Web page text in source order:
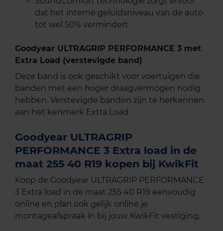
dat het interne geluidsniveau van de auto
tot wel 50% vermindert
Goodyear ULTRAGRIP PERFORMANCE 3 met
Extra Load (verstevigde band)
Deze band is ook geschikt voor voertuigen die
banden met een hoger draagvermogen nodig
hebben. Verstevigde banden zijn te herkennen
aan het kenmerk Extra Load.
Goodyear ULTRAGRIP
PERFORMANCE 3 Extra load in de
maat 255 40 R19 kopen bij KwikFit
Koop de Goodyear ULTRAGRIP PERFORMANCE
3 Extra load in de maat 255 40 R19 eenvoudig
online en plan ook gelijk online je
montageafspraak in bij jouw KwikFit vestiging.